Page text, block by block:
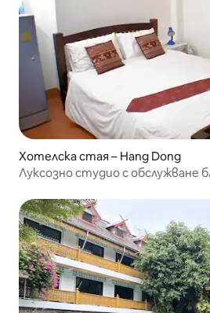
Хотелска стая – Hang Dong
Луксозно студио с обслужване